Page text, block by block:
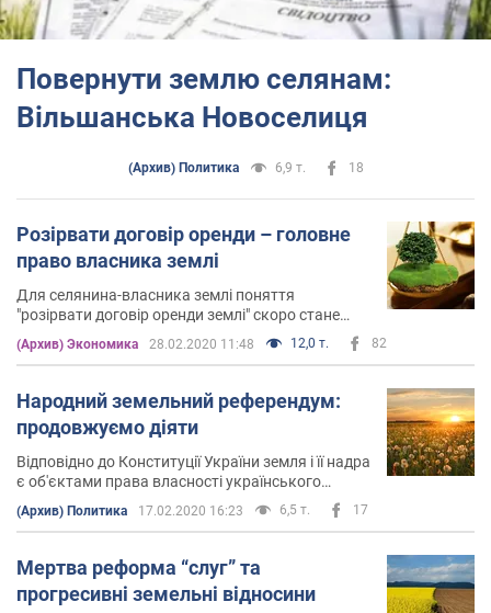
Повернути землю селянам:
Вільшанська Новоселиця
(Архив) Политика 6,9 т. 18
Розірвати договір оренди – головне
право власника землі
Для селянина-власника землі поняття
"розірвати договір оренди землі" скоро стане
синонімічним поняттю "повернути землю" і
навіть "відвоювати землю собі"
(Архив) Экономика 28.02.2020 11:48 12,0 т. 82
Народний земельний референдум:
продовжуємо діяти
Відповідно до Конституції України земля і її надра
є об'єктами права власності українського
(Архив) Политика 17.02.2020 16:23 6,5 т. 17
Мертва реформа “слуг” та
прогресивні земельні відносини